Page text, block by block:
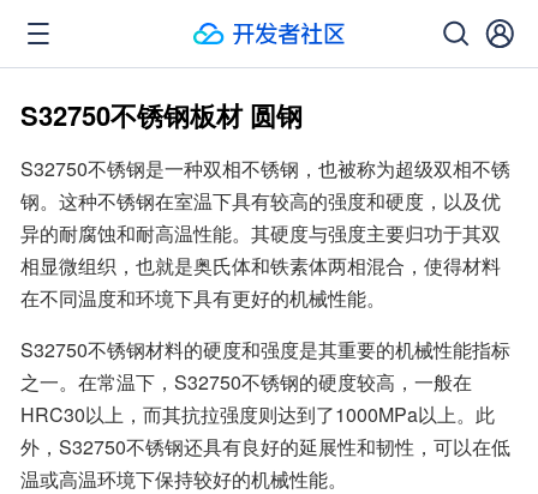
S32750不锈钢板材 圆钢
S32750不锈钢是一种双相不锈钢，也被称为超级双相不锈
钢。这种不锈钢在室温下具有较高的强度和硬度，以及优
异的耐腐蚀和耐高温性能。其硬度与强度主要归功于其双
相显微组织，也就是奥氏体和铁素体两相混合，使得材料
在不同温度和环境下具有更好的机械性能。
S32750不锈钢材料的硬度和强度是其重要的机械性能指标
之一。在常温下，S32750不锈钢的硬度较高，一般在
HRC30以上，而其抗拉强度则达到了1000MPa以上。此
外，S32750不锈钢还具有良好的延展性和韧性，可以在低
温或高温环境下保持较好的机械性能。